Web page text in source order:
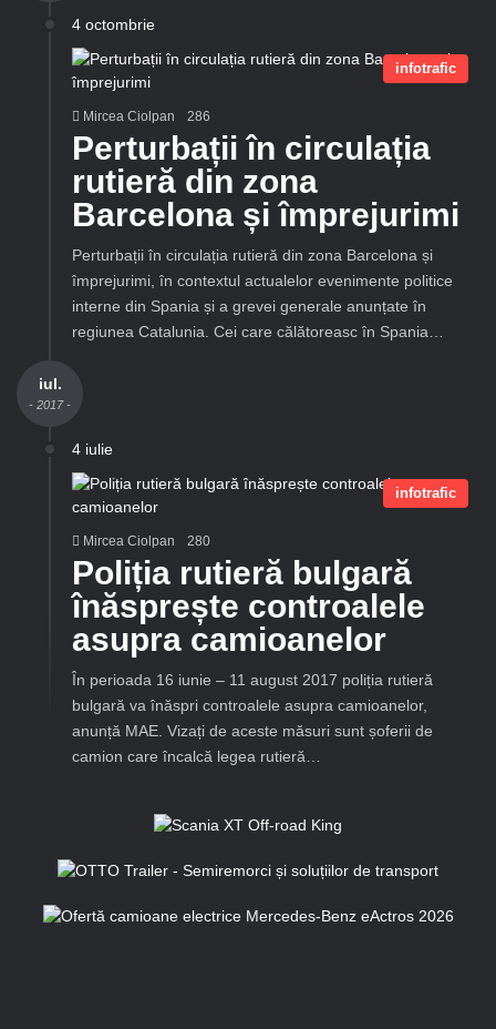
4 octombrie
infotrafic
Mircea Ciolpan 286
Perturbații în circulația
rutieră din zona
Barcelona și împrejurimi
Perturbații în circulația rutieră din zona Barcelona și
împrejurimi, în contextul actualelor evenimente politice
interne din Spania și a grevei generale anunțate în
regiunea Catalunia. Cei care călătoreasc în Spania…
iul.
- 2017 -
4 iulie
infotrafic
Mircea Ciolpan 280
Poliția rutieră bulgară
înăsprește controalele
asupra camioanelor
În perioada 16 iunie – 11 august 2017 poliția rutieră
bulgară va înăspri controalele asupra camioanelor,
anunță MAE. Vizați de aceste măsuri sunt șoferii de
camion care încalcă legea rutieră…